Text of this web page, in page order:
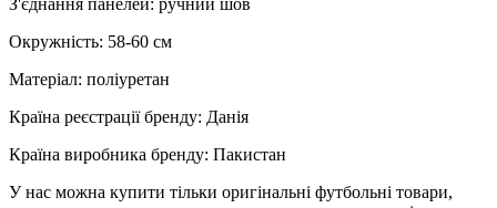
З'єднання панелей: ручний шов
Окружність: 58-60 см
Матеріал: поліуретан
Країна реєстрації бренду: Данія
Країна виробника бренду: Пакистан
У нас можна купити тільки оригінальні футбольні товари,